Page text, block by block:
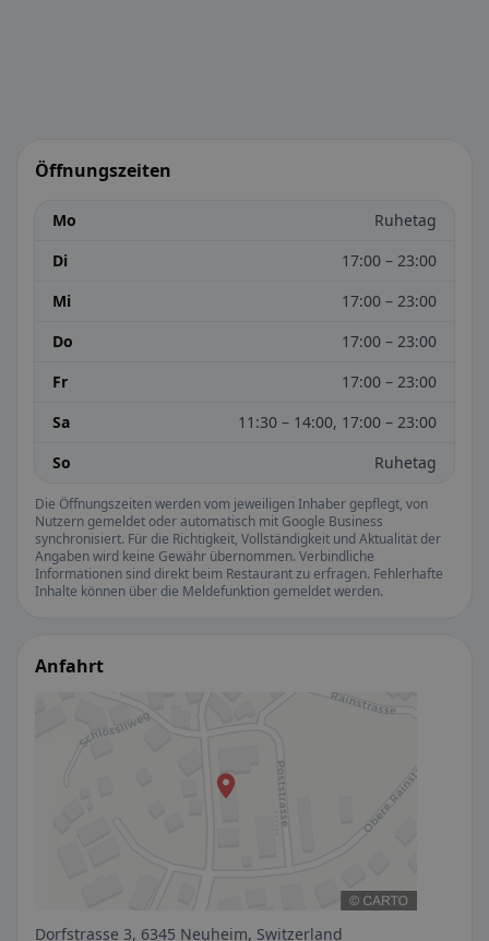
Öffnungszeiten
Mo
Ruhetag
Di
17:00 – 23:00
Mi
17:00 – 23:00
Do
17:00 – 23:00
Fr
17:00 – 23:00
Sa
11:30 – 14:00, 17:00 – 23:00
So
Ruhetag
Die Öffnungszeiten werden vom jeweiligen Inhaber gepflegt, von
Nutzern gemeldet oder automatisch mit Google Business
synchronisiert. Für die Richtigkeit, Vollständigkeit und Aktualität der
Angaben wird keine Gewähr übernommen. Verbindliche
Informationen sind direkt beim Restaurant zu erfragen. Fehlerhafte
Inhalte können über die Meldefunktion gemeldet werden.
Anfahrt
Dorfstrasse 3, 6345 Neuheim, Switzerland